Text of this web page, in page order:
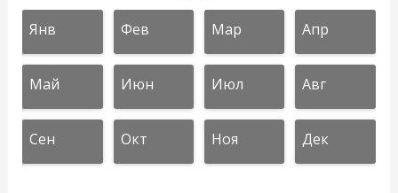
Янв Фев Мар Апр
Май Июн Июл Авг
Сен Окт Ноя Дек